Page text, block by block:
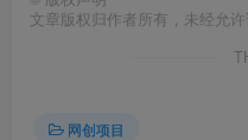
文章版权归作者所有，未经允许
网创项目